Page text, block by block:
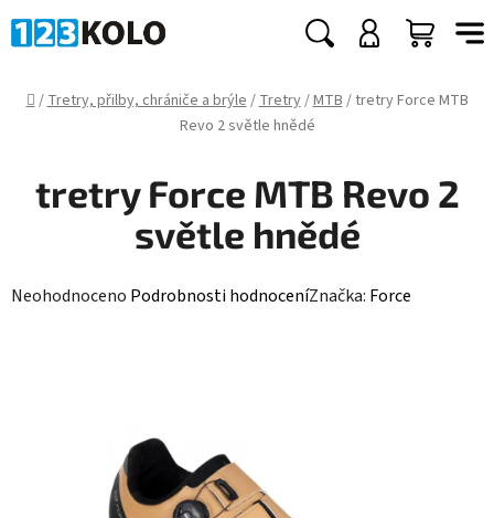
na
Hledat
KOŠÍK
Domů
/Tretry, přilby, chrániče a brýle/Tretry/MTB/tretry Force MTB
Revo 2 světle hnědé
tretry Force MTB Revo 2
světle hnědé
Průměrné
Neohodnoceno Podrobnosti hodnoceníZnačka: Force